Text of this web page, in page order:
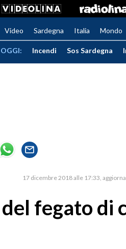
Video Sardegna Italia Mondo
Incendi Sos Sardegna
17 dicembre 2018 alle 17:33
fegato di